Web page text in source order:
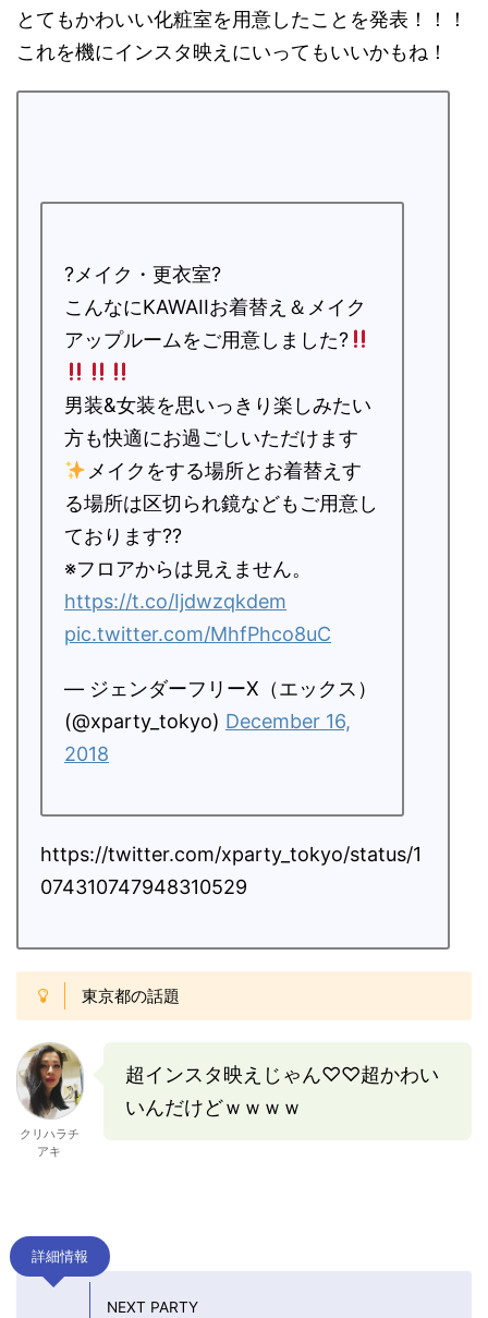
とてもかわいい化粧室を用意したことを発表！！！
これを機にインスタ映えにいってもいいかもね！
?メイク・更衣室?
こんなにKAWAIIお着替え＆メイク
アップルームをご用意しました?
男装&女装を思いっきり楽しみたい
方も快適にお過ごしいただけます
メイクをする場所とお着替えす
る場所は区切られ鏡などもご用意し
ております??
※フロアからは見えません。
https://t.co/Ijdwzqkdem
pic.twitter.com/MhfPhco8uC
— ジェンダーフリーX（エックス）
(@xparty_tokyo) December 16,
2018
https://twitter.com/xparty_tokyo/status/1
074310747948310529
東京都の話題
クリハラチ
アキ
超インスタ映えじゃん♡♡超かわい
いんだけどｗｗｗｗ
詳細情報
NEXT PARTY